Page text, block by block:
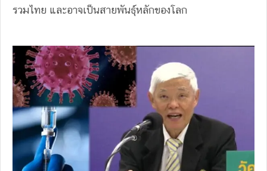
รวมไทย และอาจเป็นสายพันธุ์หลักของโลก